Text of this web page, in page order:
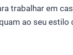
trabalhar em
ao seu